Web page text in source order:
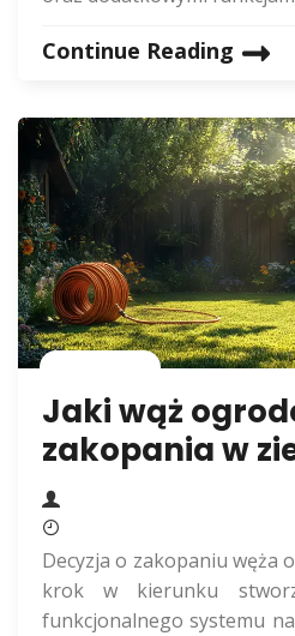
Continue Reading
Jaki wąż
zakopania w
Decyzja o zakopaniu węża
krok w kierunku
funkcjonalnego systemu